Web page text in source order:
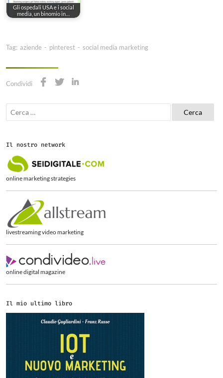
Gli ospedali USA e i social
media, un binomio in…
Tag: aziende - pinterest - social media marketing
Condividi
r
c
p
r
:
Il nostro network
online marketing strategies
livestreaming video marketing
online digital magazine
Il mio ultimo libro